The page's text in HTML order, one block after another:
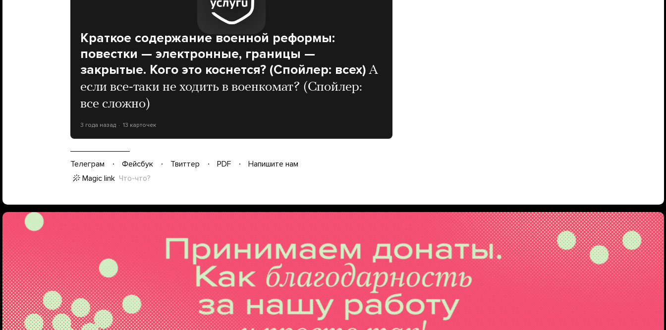
Краткое содержание военной реформы:
повестки — электронные, границы —
закрытые. Кого это коснется? (Спойлер: всех) А
если все-таки не ходить в военкомат? (Спойлер:
все сложно)
3 года назад 13 карточек
Телеграм Фейсбук Твиттер PDF
Напишите нам
Magic link Что-что?